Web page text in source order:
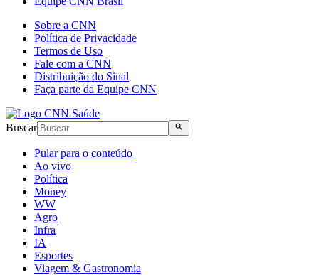
Sobre a CNN
Política de Privacidade
Termos de Uso
Fale com a CNN
Distribuição do Sinal
Faça parte da Equipe CNN
Buscar
Pular para o conteúdo
Ao vivo
Política
Money
WW
Agro
Infra
IA
Esportes
Viagem & Gastronomia